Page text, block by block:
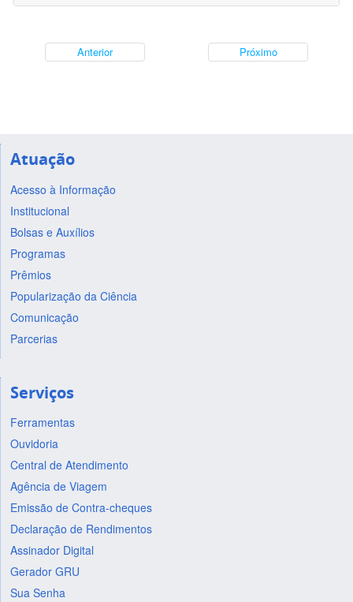
Anterior Próximo
Atuação
Acesso à Informação
Institucional
Bolsas e Auxílios
Programas
Prêmios
Popularização da Ciência
Comunicação
Parcerias
Serviços
Ferramentas
Ouvidoria
Central de Atendimento
Agência de Viagem
Emissão de Contra-cheques
Declaração de Rendimentos
Assinador Digital
Gerador GRU
Sua Senha